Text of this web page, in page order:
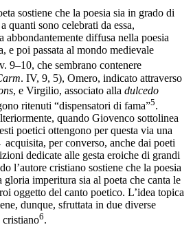
sostiene che la poesia sia in grado di
quanti sono celebrati da essa,
abbondantemente diffusa nella poesia
e poi passata al mondo medievale
9–10, che sembrano contenere
. IV, 9, 5), Omero, indicato attraverso
, e Virgilio, associato alla dulcedo
ritenuti “dispensatori di fama”5.
quando Giovenco sottolinea
poetici ottengono per questa via una
acquisita, per converso, anche dai poeti
dedicate alle gesta eroiche di grandi
l’autore cristiano sostiene che la poesia
imperitura sia al poeta che canta le
oggetto del canto poetico. L’idea topica
dunque, sfruttata in due diverse
cristiano6.